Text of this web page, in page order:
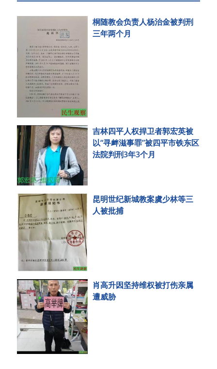
桐随教会负责人杨治金被判刑
三年两个月
吉林四平人权捍卫者郭宏英被
以“寻衅滋事罪”被四平市铁东区
法院判刑3年3个月
昆明世纪新城教案虞少林等三
人被批捕
肖高升因坚持维权被打伤亲属
遭威胁